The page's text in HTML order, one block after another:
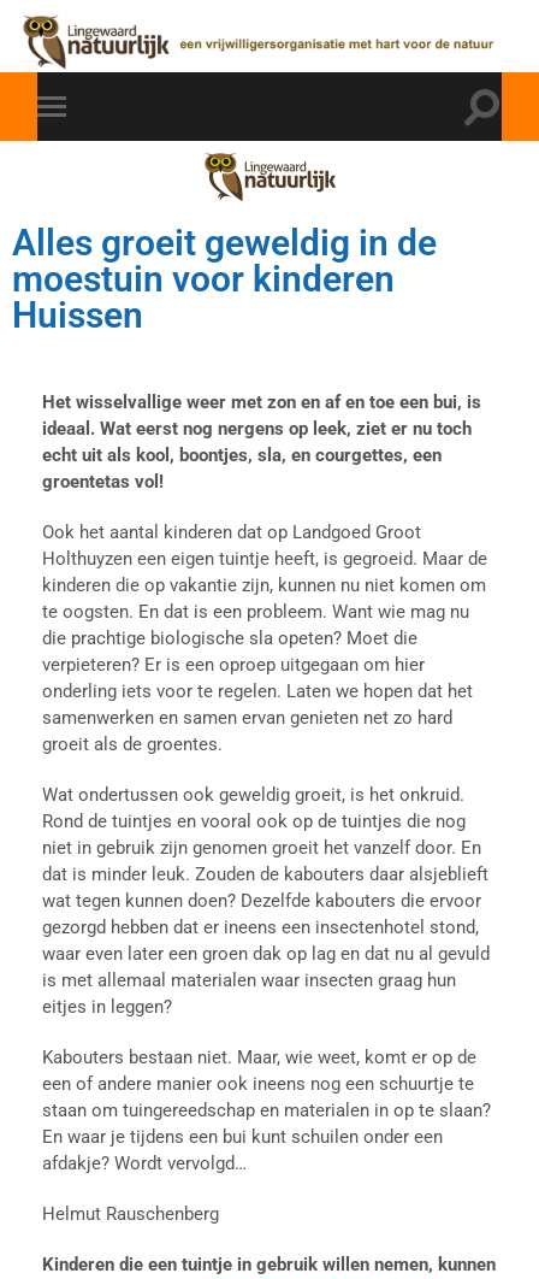
Alles groeit geweldig in de
moestuin voor kinderen
Huissen
Het wisselvallige weer met zon en af en toe een bui, is
ideaal. Wat eerst nog nergens op leek, ziet er nu toch
echt uit als kool, boontjes, sla, en courgettes, een
groentetas vol!
Ook het aantal kinderen dat op Landgoed Groot
Holthuyzen een eigen tuintje heeft, is gegroeid. Maar de
kinderen die op vakantie zijn, kunnen nu niet komen om
te oogsten. En dat is een probleem. Want wie mag nu
die prachtige biologische sla opeten? Moet die
verpieteren? Er is een oproep uitgegaan om hier
onderling iets voor te regelen. Laten we hopen dat het
samenwerken en samen ervan genieten net zo hard
groeit als de groentes.
Wat ondertussen ook geweldig groeit, is het onkruid.
Rond de tuintjes en vooral ook op de tuintjes die nog
niet in gebruik zijn genomen groeit het vanzelf door. En
dat is minder leuk. Zouden de kabouters daar alsjeblieft
wat tegen kunnen doen? Dezelfde kabouters die ervoor
gezorgd hebben dat er ineens een insectenhotel stond,
waar even later een groen dak op lag en dat nu al gevuld
is met allemaal materialen waar insecten graag hun
eitjes in leggen?
Kabouters bestaan niet. Maar, wie weet, komt er op de
een of andere manier ook ineens nog een schuurtje te
staan om tuingereedschap en materialen in op te slaan?
En waar je tijdens een bui kunt schuilen onder een
afdakje? Wordt vervolgd…
Helmut Rauschenberg
Kinderen die een tuintje in gebruik willen nemen, kunnen